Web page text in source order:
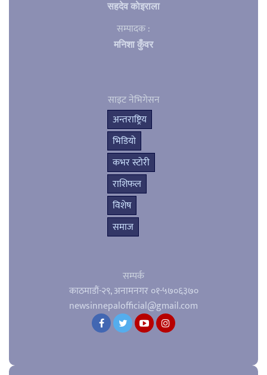
सहदेव काेइराला
सम्पादक :
मनिशा कुँवर
साइट नेभिगेसन
अन्तराष्ट्रिय
भिडियो
कभर स्टोरी
राशिफल
विशेष
समाज
सम्पर्क
काठमाडौं-२९, अनामनगर ०१-५७०६३७०
newsinnepalofficial@gmail.com